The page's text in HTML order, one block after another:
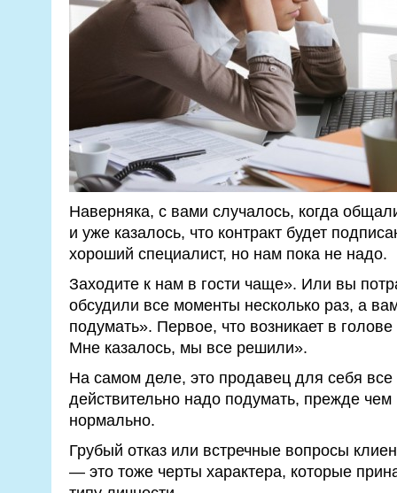
Наверняка, с вами случалось, когда
и уже казалось, что контракт будет
хороший специалист, но нам пока не надо.
Заходите к нам в гости чаще». Или вы
обсудили все моменты несколько раз, а
подумать». Первое, что возникает в
Мне казалось, мы все решили».
На самом деле, это продавец для себя
действительно надо подумать, прежде
нормально.
Грубый отказ или встречные вопросы
— это тоже черты характера, которые